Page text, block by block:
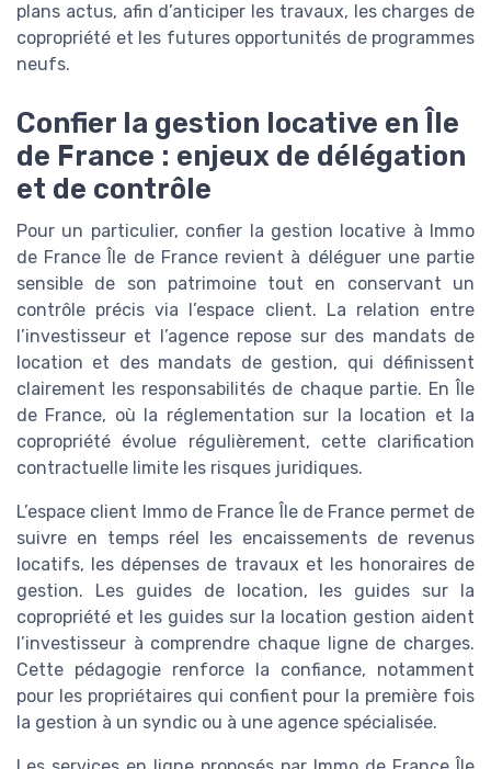
plans actus, afin d’anticiper les travaux, les charges de
copropriété et les futures opportunités de programmes
neufs.
Confier la gestion locative en Île
de France : enjeux de délégation
et de contrôle
Pour un particulier, confier la gestion locative à Immo
de France Île de France revient à déléguer une partie
sensible de son patrimoine tout en conservant un
contrôle précis via l’espace client. La relation entre
l’investisseur et l’agence repose sur des mandats de
location et des mandats de gestion, qui définissent
clairement les responsabilités de chaque partie. En Île
de France, où la réglementation sur la location et la
copropriété évolue régulièrement, cette clarification
contractuelle limite les risques juridiques.
L’espace client Immo de France Île de France permet de
suivre en temps réel les encaissements de revenus
locatifs, les dépenses de travaux et les honoraires de
gestion. Les guides de location, les guides sur la
copropriété et les guides sur la location gestion aident
l’investisseur à comprendre chaque ligne de charges.
Cette pédagogie renforce la confiance, notamment
pour les propriétaires qui confient pour la première fois
la gestion à un syndic ou à une agence spécialisée.